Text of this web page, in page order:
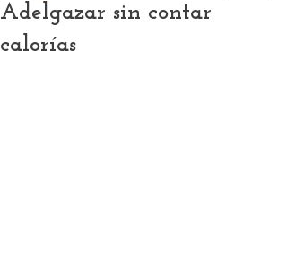
Adelgazar sin contar
calorías